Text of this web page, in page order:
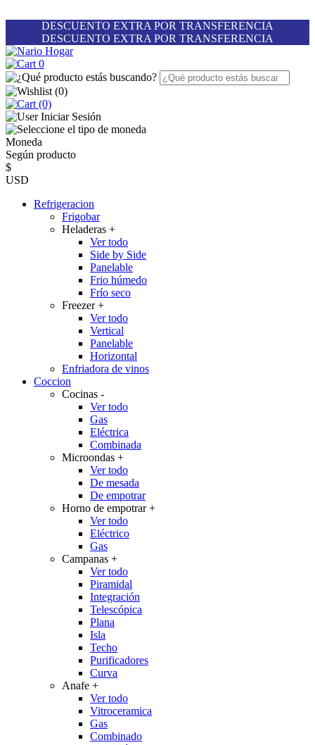
DESCUENTO EXTRA POR TRANSFERENCIA
DESCUENTO EXTRA POR TRANSFERENCIA
0
(0)
(0)
Iniciar Sesión
Moneda
Según producto
$
USD
Refrigeracion
Frigobar
Heladeras +
Ver todo
Side by Side
Panelable
Frio húmedo
Frío seco
Freezer+
Ver todo
Vertical
Panelable
Horizontal
Enfriadora de vinos
Coccion
Cocinas -
Ver todo
Gas
Eléctrica
Combinada
Microondas +
Ver todo
De mesada
De empotrar
Horno de empotrar+
Ver todo
Eléctrico
Gas
Campanas +
Ver todo
Piramidal
Integración
Telescópica
Plana
Isla
Techo
Purificadores
Curva
Anafe +
Ver todo
Vitroceramica
Gas
Combinado